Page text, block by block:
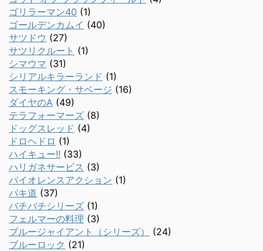
ゴリラーマン40 (1)
ゴールデンカムイ (40)
サツドウ (27)
サツリクルート (1)
シマウマ (31)
シリアルキラーランド (1)
スモーキング・サベージ (16)
ダイヤのA (49)
テラフォーマーズ (8)
ドッグスレッド (4)
ドロヘドロ (1)
ハイキュー!! (33)
ハリガネサービス (3)
バイオレンスアクション (1)
バキ道 (37)
バチバチシリーズ (1)
フェルマーの料理 (3)
ブルージャイアント（シリーズ）
(24)
ブルーロック (21)